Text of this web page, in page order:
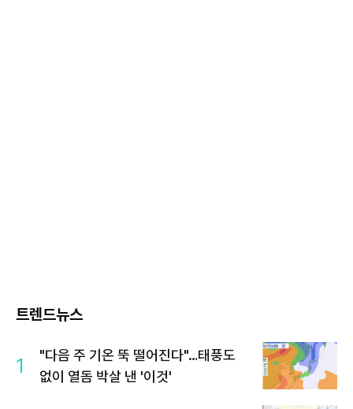
트렌드뉴스
1
"다음 주 기온 뚝 떨어진다"…태풍도
없이 열돔 박살 낸 '이것'